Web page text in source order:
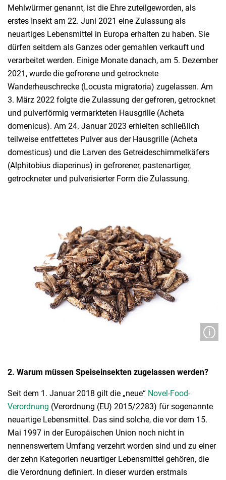
Mehlwürmer genannt, ist die Ehre zuteilgeworden, als
erstes Insekt am 22. Juni 2021 eine Zulassung als
neuartiges Lebensmittel in Europa erhalten zu haben. Sie
dürfen seitdem als Ganzes oder gemahlen verkauft und
verarbeitet werden. Einige Monate danach, am 5. Dezember
2021, wurde die gefrorene und getrocknete
Wanderheuschrecke (Locusta migratoria) zugelassen. Am
3. März 2022 folgte die Zulassung der gefroren, getrocknet
und pulverförmig vermarkteten Hausgrille (Acheta
domenicus). Am 24. Januar 2023 erhielten schließlich
teilweise entfettetes Pulver aus der Hausgrille (Acheta
domesticus) und die Larven des Getreideschimmelkäfers
(Alphitobius diaperinus) in gefrorener, pastenartiger,
getrockneter und pulverisierter Form die Zulassung.
2. Warum müssen Speiseinsekten zugelassen werden?
Seit dem 1. Januar 2018 gilt die „neue“ Novel-Food-
Verordnung (Verordnung (EU) 2015/2283) für sogenannte
neuartige Lebensmittel. Das sind solche, die vor dem 15.
Mai 1997 in der Europäischen Union noch nicht in
nennenswertem Umfang verzehrt worden sind und zu einer
der zehn Kategorien neuartiger Lebensmittel gehören, die
die Verordnung definiert. In dieser wurden erstmals